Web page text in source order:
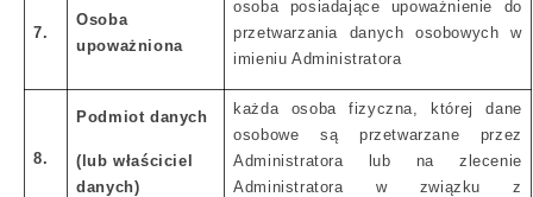
7.
Osoba
upoważniona
osoba posiadające upoważnienie do
przetwarzania danych osobowych w
imieniu Administratora
8.
Podmiot danych
(lub właściciel
danych)
każda osoba fizyczna, której dane
osobowe są przetwarzane przez
Administratora lub na zlecenie
Administratora w związku z